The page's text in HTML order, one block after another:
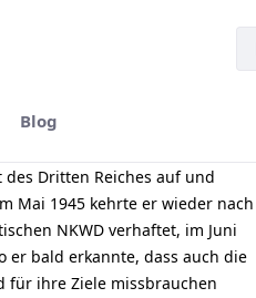
Blog
Dritten Reiches auf und
Mai 1945 kehrte er wieder nach
NKWD verhaftet, im Juni
er bald erkannte, dass auch die
für ihre Ziele missbrauchen